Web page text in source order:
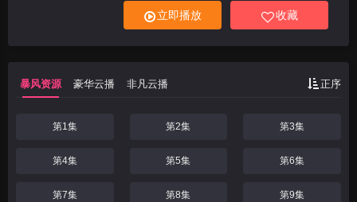
成宰是韩国典型的穷二代，辛苦维持生计之
际收到了入伍通知。惴惴不安的新兵生活突
然出现了一道曙光，只要跟着只有他才能看
为军中的
立即播放 收藏
暴风资源 豪华云播 非凡云播 正序
第1集 第2集 第3集
第4集 第5集 第6集
第7集 第8集 第9集